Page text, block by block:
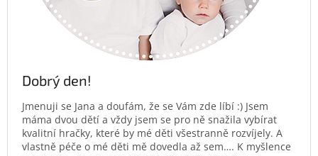
Dobrý den!
Jmenuji se Jana a doufám, že se Vám zde líbí :) Jsem
máma dvou dětí a vždy jsem se pro ně snažila vybírat
kvalitní hračky, které by mé děti všestranně rozvíjely. A
vlastně péče o mé děti mě dovedla až sem…. K myšlence